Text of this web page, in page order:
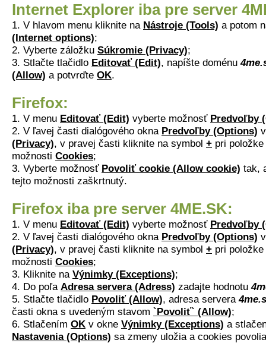
Internet Explorer iba pre server
1. V hlavom menu kliknite na Nástroje (Tools) a potom
(Internet options);
2. Vyberte záložku Súkromie (Privacy);
3. Stlačte tlačidlo Editovať (Edit), napíšte doménu
(Allow) a potvrďte OK.
Firefox:
1. V menu Editovať (Edit) vyberte možnosť Predvoľby
2. V ľavej časti dialógového okna Predvoľby (Options)
(Privacy), v pravej časti kliknite na symbol + pri položke
možnosti Cookies;
3. Vyberte možnosť Povoliť cookie (Allow cookie) tak,
tejto možnosti zaškrtnutý.
Firefox iba pre server 4ME.SK:
1. V menu Editovať (Edit) vyberte možnosť Predvoľby
2. V ľavej časti dialógového okna Predvoľby (Options)
(Privacy), v pravej časti kliknite na symbol + pri položke
možnosti Cookies;
3. Kliknite na Výnimky (Exceptions);
4. Do poľa Adresa servera (Adress) zadajte hodnotu
5. Stlačte tlačidlo Povoliť (Allow), adresa servera
časti okna s uvedeným stavom `Povoliť` (Allow);
6. Stlačením OK v okne Výnimky (Exceptions) a
Nastavenia (Options) sa zmeny uložia a cookies